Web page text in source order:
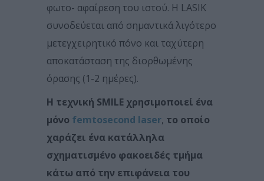
φωτο- αφαίρεση του ιστού. Η LASIK
συνοδεύεται από σημαντικά λιγότερο
μετεγχειρητικό πόνο και ταχύτερη
αποκατάσταση της διορθωμένης
όρασης (1-2 ημέρες).
Η τεχνική SMILE χρησιμοποιεί ένα
μόνο femtosecond laser, το οποίο
χαράζει ένα κατάλληλα
σχηματισμένο φακοειδές τμήμα
κάτω από την επιφάνεια του